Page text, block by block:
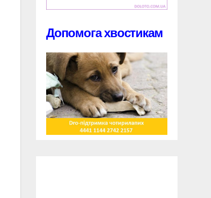
Допомога хвостикам